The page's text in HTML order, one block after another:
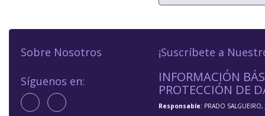
Sobre Nosotros
Síguenos en:
¡Suscríbete a
INFORMACIÓN
PROTECCIÓN DE
Responsable: PRADO SALGUEIRO,